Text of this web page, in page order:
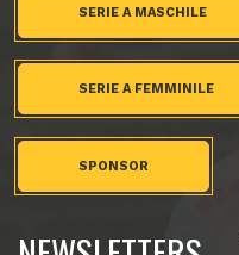
SERIE A MASCHILE
SERIE A FEMMINILE
SPONSOR